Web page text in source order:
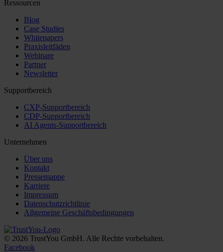
Ressourcen
Blog
Case Studies
Whitepapers
Praxisleitfäden
Webinare
Partner
Newsletter
Supportbereich
CXP-Supportbereich
CDP-Supportbereich
AI Agents-Supportbereich
Unternehmen
Über uns
Kontakt
Pressemappe
Karriere
Impressum
Datenschutzrichtlinie
Allgemeine Geschäftsbedingungen
© 2026 TrustYou GmbH. Alle Rechte vorbehalten.
Facebook